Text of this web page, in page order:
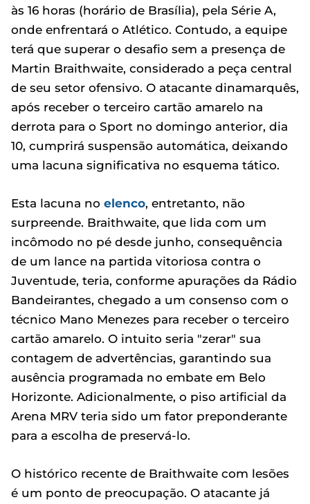
às 16 horas (horário de Brasília), pela Série A,
onde enfrentará o Atlético. Contudo, a equipe
terá que superar o desafio sem a presença de
Martin Braithwaite, considerado a peça central
de seu setor ofensivo. O atacante dinamarquês,
após receber o terceiro cartão amarelo na
derrota para o Sport no domingo anterior, dia
10, cumprirá suspensão automática, deixando
uma lacuna significativa no esquema tático.
Esta lacuna no elenco, entretanto, não
surpreende. Braithwaite, que lida com um
incômodo no pé desde junho, consequência
de um lance na partida vitoriosa contra o
Juventude, teria, conforme apurações da Rádio
Bandeirantes, chegado a um consenso com o
técnico Mano Menezes para receber o terceiro
cartão amarelo. O intuito seria "zerar" sua
contagem de advertências, garantindo sua
ausência programada no embate em Belo
Horizonte. Adicionalmente, o piso artificial da
Arena MRV teria sido um fator preponderante
para a escolha de preservá-lo.
O histórico recente de Braithwaite com lesões
é um ponto de preocupação. O atacante já